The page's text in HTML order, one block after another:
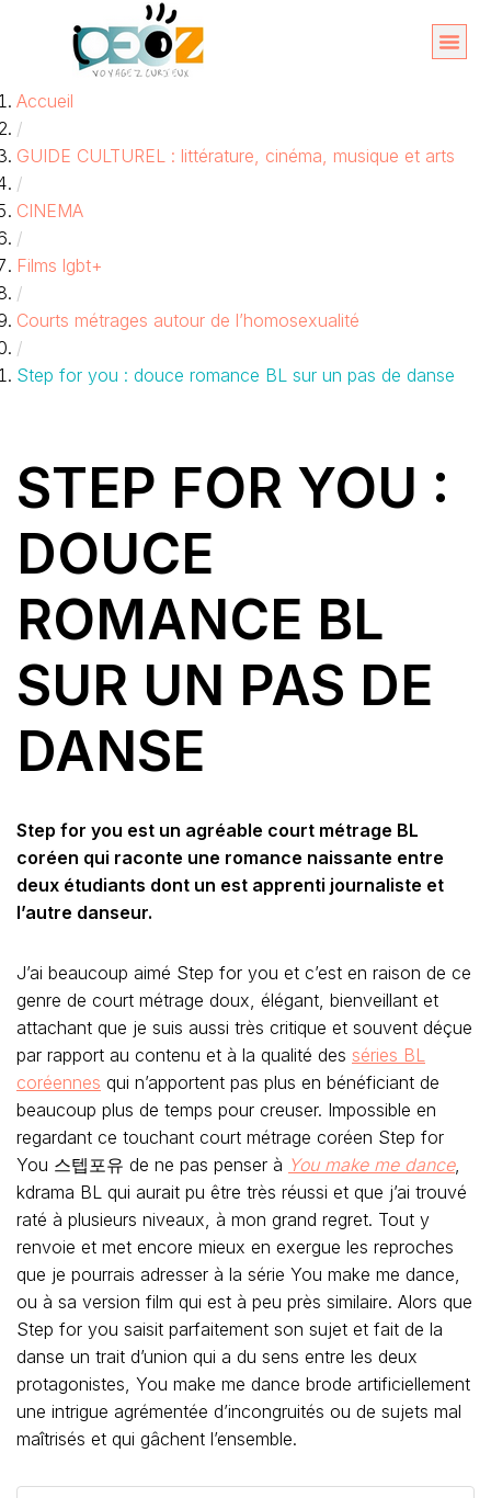
contenu
Accueil
/
GUIDE CULTUREL : littérature, cinéma, musique et arts
/
CINEMA
/
Films lgbt+
/
Courts métrages autour de l’homosexualité
/
Step for you : douce romance BL sur un pas de danse
STEP FOR YOU :
DOUCE
ROMANCE BL
SUR UN PAS DE
DANSE
Step for you est un agréable court métrage BL
coréen qui raconte une romance naissante entre
deux étudiants dont un est apprenti journaliste et
l’autre danseur.
J’ai beaucoup aimé Step for you et c’est en raison de ce
genre de court métrage doux, élégant, bienveillant et
attachant que je suis aussi très critique et souvent déçue
par rapport au contenu et à la qualité des séries BL
coréennes qui n’apportent pas plus en bénéficiant de
beaucoup plus de temps pour creuser. Impossible en
regardant ce touchant court métrage coréen Step for
You 스텝포유 de ne pas penser à You make me dance,
kdrama BL qui aurait pu être très réussi et que j’ai trouvé
raté à plusieurs niveaux, à mon grand regret. Tout y
renvoie et met encore mieux en exergue les reproches
que je pourrais adresser à la série You make me dance,
ou à sa version film qui est à peu près similaire. Alors que
Step for you saisit parfaitement son sujet et fait de la
danse un trait d’union qui a du sens entre les deux
protagonistes, You make me dance brode artificiellement
une intrigue agrémentée d’incongruités ou de sujets mal
maîtrisés et qui gâchent l’ensemble.